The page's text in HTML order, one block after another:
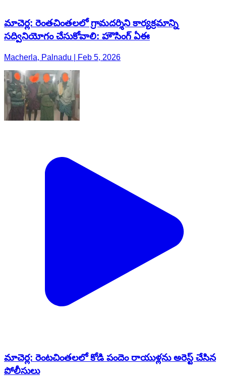
మాచెర్ల: రెంతచింతలలో గ్రామదర్శిని కార్యక్రమాన్ని
సద్వినియోగం చేసుకోవాలి: హౌసింగ్ ఏఈ
Macherla, Palnadu | Feb 5, 2026
మాచెర్ల: రెంటచింతలలో కోడి పందెం రాయుళ్లను అరెస్ట్ చేసిన
పోలీసులు